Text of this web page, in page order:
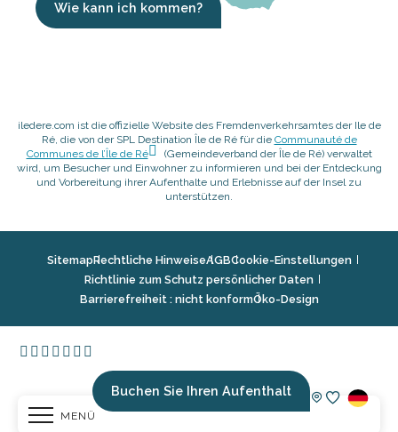
MENÜ
Buchen Sie Ihren Aufenthalt
Wie kann ich kommen?
iledere.com ist die offizielle Website des Fremdenverkehrsamtes der Ile de
Ré, die von der SPL Destination Île de Ré für die Communauté de
Communes de l’Île de Ré
(Gemeindeverband der Île de Ré) verwaltet
wird, um Besucher und Einwohner zu informieren und bei der Entdeckung
und Vorbereitung ihrer Aufenthalte und Erlebnisse auf der Insel zu
unterstützen.
SitemapRechtliche HinweiseAGBCookie-Einstellungen
Richtlinie zum Schutz persönlicher Daten
Barrierefreiheit : nicht konformÖko-Design